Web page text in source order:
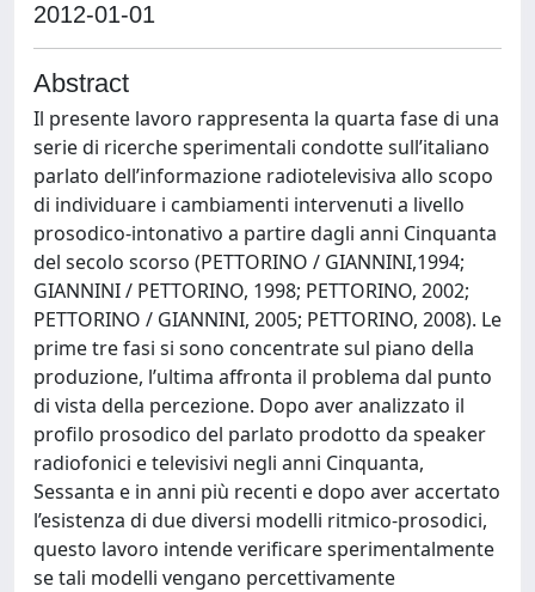
2012-01-01
Abstract
Il presente lavoro rappresenta la quarta fase di una
serie di ricerche sperimentali condotte sull’italiano
parlato dell’informazione radiotelevisiva allo scopo
di individuare i cambiamenti intervenuti a livello
prosodico-intonativo a partire dagli anni Cinquanta
del secolo scorso (PETTORINO / GIANNINI,1994;
GIANNINI / PETTORINO, 1998; PETTORINO, 2002;
PETTORINO / GIANNINI, 2005; PETTORINO, 2008). Le
prime tre fasi si sono concentrate sul piano della
produzione, l’ultima affronta il problema dal punto
di vista della percezione. Dopo aver analizzato il
profilo prosodico del parlato prodotto da speaker
radiofonici e televisivi negli anni Cinquanta,
Sessanta e in anni più recenti e dopo aver accertato
l’esistenza di due diversi modelli ritmico-prosodici,
questo lavoro intende verificare sperimentalmente
se tali modelli vengano percettivamente